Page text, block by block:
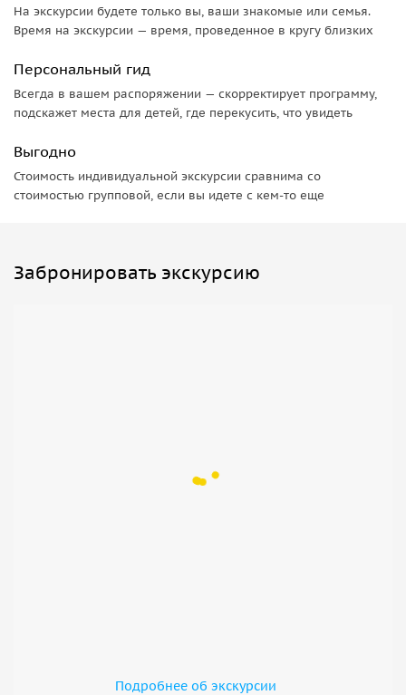
На экскурсии будете только вы, ваши знакомые или семья.
Время на экскурсии — время, проведенное в кругу близких
Персональный гид
Всегда в вашем распоряжении — скорректирует программу,
подскажет места для детей, где перекусить, что увидеть
Выгодно
Стоимость индивидуальной экскурсии сравнима со
стоимостью групповой, если вы идете с кем-то еще
Забронировать экскурсию
Подробнее об экскурсии